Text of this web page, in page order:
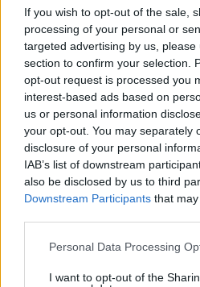
If you wish to opt-out of the sale,
processing of your personal or
targeted advertising by us,
section to confirm your selection.
opt-out request is processed you
interest-based ads based on
us or personal information
your opt-out. You may separately
disclosure of your personal
IAB’s list of downstream
also be disclosed by us to third
Downstream Participants that
Please note that this website/app
not limited to your visit or usage
Personal Data Processing
I want to opt-out of the
δουλοκτητικής
του.
Οι Κινέζοι, βεβαίως,
λόγους να απεχθάνονται
να αμφισβητούν με κάθε
ηθικές προθέσεις του. Οι
γεωπολιτικοί, δεδομένου
είναι ο de facto
αντιπάθειας, αν όχι του
προσάρτησαν στην
Δημοκρατίας της Κίνας